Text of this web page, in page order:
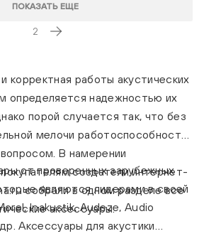
ПОКАЗАТЬ ЕЩЕ
2
корректная работы акустических
определяется надежностью их
порой случается так, что без
мелочи работоспособность
В намерении
создатели интернет-
собрали в одном разделе все
аксессуары.
от проверенных зарубежных
являются лидерами в своей
Inakustik, Audeze, Audio
Аксессуары для акустики